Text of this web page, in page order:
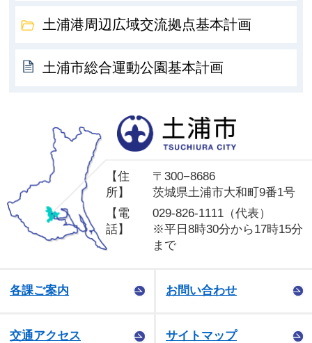
土浦港周辺広域交流拠点基本計画
土浦市総合運動公園基本計画
【住
所】
〒300−8686
茨城県土浦市大和町9番1号
【電
話】
029-826-1111（代表）
※平日8時30分から17時15分
まで
各課ご案内 お問い合わせ
交通アクセス サイトマップ